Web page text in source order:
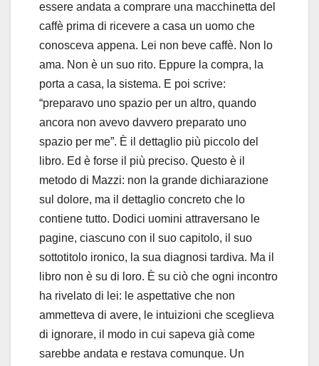
essere andata a comprare una macchinetta del
caffè prima di ricevere a casa un uomo che
conosceva appena. Lei non beve caffè. Non lo
ama. Non è un suo rito. Eppure la compra, la
porta a casa, la sistema. E poi scrive:
“preparavo uno spazio per un altro, quando
ancora non avevo davvero preparato uno
spazio per me”. È il dettaglio più piccolo del
libro. Ed è forse il più preciso. Questo è il
metodo di Mazzi: non la grande dichiarazione
sul dolore, ma il dettaglio concreto che lo
contiene tutto. Dodici uomini attraversano le
pagine, ciascuno con il suo capitolo, il suo
sottotitolo ironico, la sua diagnosi tardiva. Ma il
libro non è su di loro. È su ciò che ogni incontro
ha rivelato di lei: le aspettative che non
ammetteva di avere, le intuizioni che sceglieva
di ignorare, il modo in cui sapeva già come
sarebbe andata e restava comunque. Un